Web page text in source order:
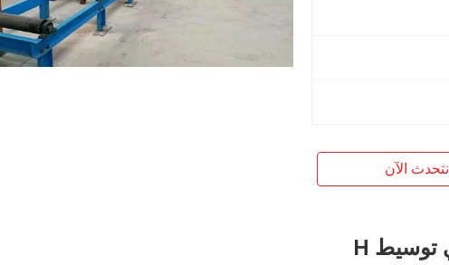
نتحدث الآن
HZL-1800 الهيدروليكية التلقائي توسيط H